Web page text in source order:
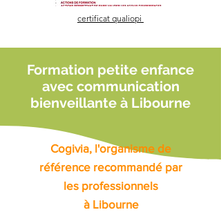
certificat qualiopi
Formation petite enfance
avec communication
bienveillante à Libourne
Cogivia, l'organisme de
référence recommandé par
les professionnels
à Libourne